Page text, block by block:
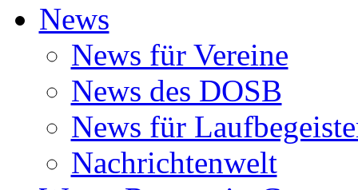
News
News für Vereine
News des DOSB
News für
Nachrichtenwelt